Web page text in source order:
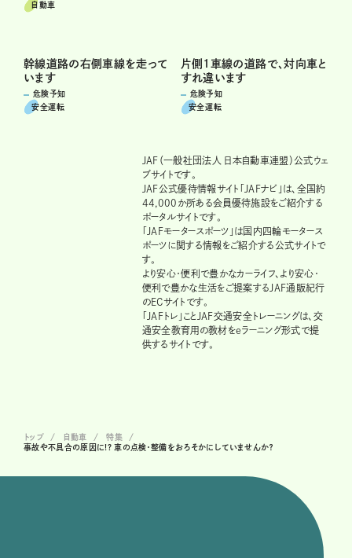
自動車
幹線道路の右側車線を走って
います
危険予知
安全運転
片側1車線の道路で、対向車と
すれ違います
危険予知
安全運転
JAF（一般社団法人 日本自動車連盟）公式ウェ
ブサイトです。
JAF公式優待情報サイト「JAFナビ」は、全国約
44,000か所ある会員優待施設をご紹介する
ポータルサイトです。
「JAFモータースポーツ」は国内四輪モータース
ポーツに関する情報をご紹介する公式サイトで
す。
より安心・便利で豊かなカーライフ、より安心・
便利で豊かな生活をご提案するJAF通販紀行
のECサイトです。
「JAFトレ」ことJAF交通安全トレーニングは、交
通安全教育用の教材をeラーニング形式で提
供するサイトです。
トップ 自動車
特集
事故や不具合の原因に!? 車の点検・整備をおろそかにしていませんか？